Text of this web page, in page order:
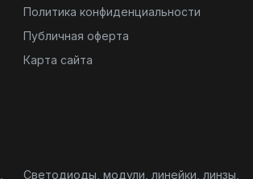
Политика конфиденциальности
Публичная оферта
Карта сайта
Светодиоды, модули, линейки, линзы,